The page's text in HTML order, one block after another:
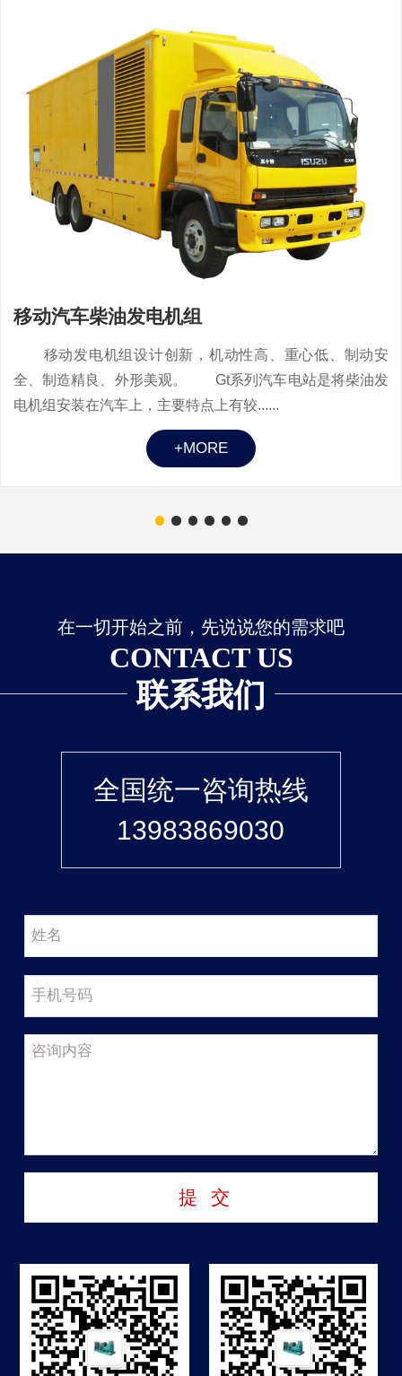
移动汽车柴油发电机组
移动发电机组设计创新，机动性高、重心低、制动安
全、制造精良、外形美观。 Gt系列汽车电站是将柴油发
电机组安装在汽车上，主要特点上有较......
+MORE
在一切开始之前，先说说您的需求吧
CONTACT US
联系我们
全国统一咨询热线
13983869030